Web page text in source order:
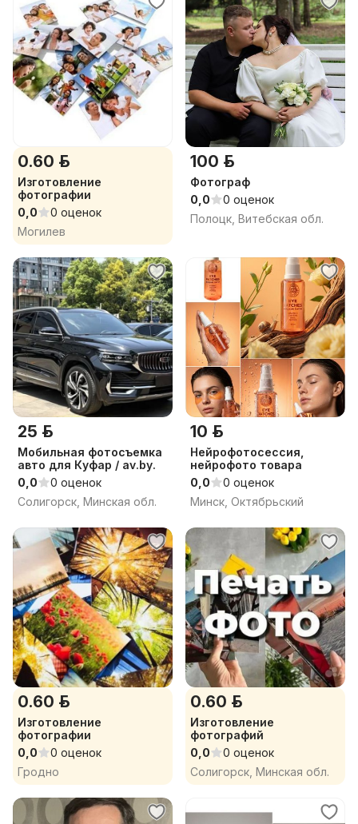
0.60 р.
Изготовление
фотографии
0,0
0 оценок
Могилев
100 р.
Фотограф
0,0
0 оценок
Полоцк, Витебская обл.
25 р.
Мобильная фотосъемка
авто для Куфар / av.by.
0,0
0 оценок
Солигорск, Минская обл.
10 р.
Нейрофотосессия,
нейрофото товара
0,0
0 оценок
Минск, Октябрьский
0.60 р.
Изготовление
фотографии
0,0
0 оценок
Гродно
0.60 р.
Изготовление
фотографий
0,0
0 оценок
Солигорск, Минская обл.